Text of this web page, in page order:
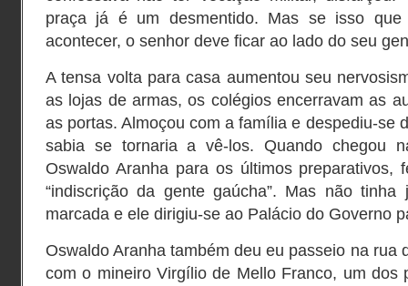
praça já é um desmentido. Mas se isso que
acontecer, o senhor deve ficar ao lado do seu
A tensa volta para casa aumentou seu
as lojas de armas, os colégios encerravam as
as portas. Almoçou com a família e despediu-se
sabia se tornaria a vê-los. Quando chegou
Oswaldo Aranha para os últimos preparativos,
“indiscrição da gente gaúcha”. Mas não tinha
marcada e ele dirigiu-se ao Palácio do Governo
Oswaldo Aranha também deu eu passeio na rua
com o mineiro Virgílio de Mello Franco, um dos